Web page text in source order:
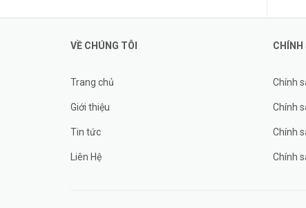
VỀ CHÚNG TÔI
Trang chủ
Giới thiệu
Tin tức
Liên Hệ
CHÍNH
Chính
Chính
Chính
Chính